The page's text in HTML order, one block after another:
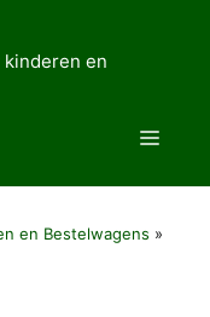
en
Menu
en Bestelwagens »